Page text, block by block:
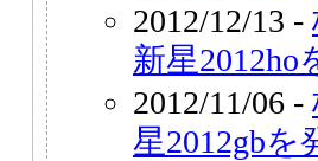
2012/12/13 -
新星2012ho
2012/11/06 -
星2012gbを